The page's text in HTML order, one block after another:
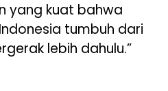
yang kuat bahwa
tumbuh dari
lebih dahulu.”